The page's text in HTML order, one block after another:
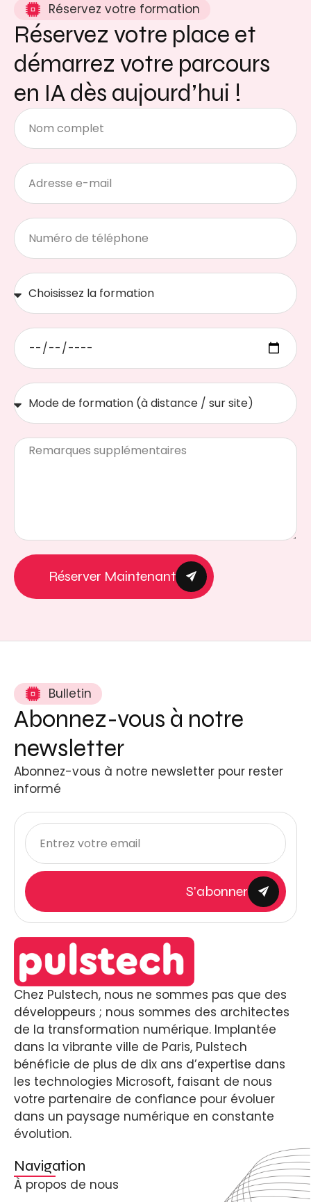
Réservez votre formation
Réservez votre place et
démarrez votre parcours
en IA dès aujourd’hui !
Réserver Maintenant
Chez Pulstech, nous ne sommes pas que des
développeurs ; nous sommes des architectes
de la transformation numérique. Implantée
dans la vibrante ville de Paris, Pulstech
bénéficie de plus de dix ans d’expertise dans
les technologies Microsoft, faisant de nous
votre partenaire de confiance pour évoluer
dans un paysage numérique en constante
évolution.
Navigation
À propos de nous
Bulletin
Abonnez-vous à notre
newsletter
Abonnez-vous à notre newsletter pour rester
informé
S'abonner